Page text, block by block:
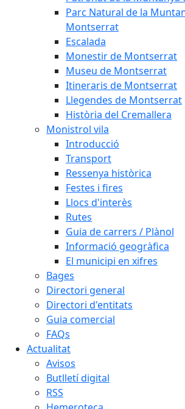
Parc Natural de la
Montserrat
Escalada
Monestir de Montserrat
Museu de Montserrat
Itineraris de Montserrat
Llegendes de Montserrat
Història del Cremallera
Monistrol vila
Introducció
Transport
Ressenya històrica
Festes i fires
Llocs d'interès
Rutes
Guia de carrers / Plànol
Informació geogràfica
El municipi en xifres
Bages
Directori general
Directori d'entitats
Guia comercial
FAQs
Actualitat
Avisos
Butlletí digital
RSS